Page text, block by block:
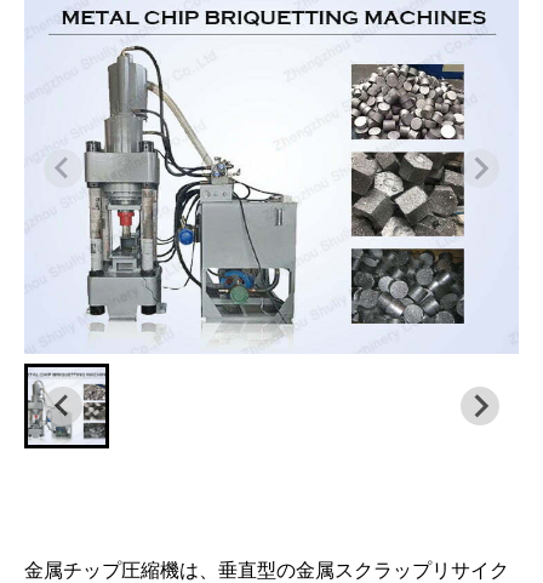
金属チップ圧縮機は、垂直型の金属スクラップリサイク